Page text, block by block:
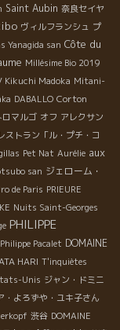
Saint Aubin 奈良セイヤ
ヴィルフランシュ プ
Yanagida san Côte du
Millésime Bio 2019
Kikuchi Madoka Mitani-
DABALLO Corton
ロマルゴ オフ アレクサン
ストラン「ル・プチ・コ
Pet Nat Aurélie aux
san ジェローム・
de Paris PRIEURE
Nuits Saint-Georges
PHILIPPE
Pacalet DOMAINE
HARI T'inquiètes
Unis ジャン・ドミニ
・よろずや・ユキ子さん
渋谷 DOMAINE